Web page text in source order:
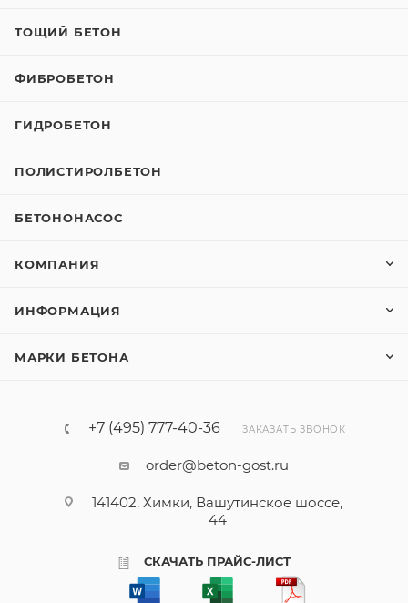
ТОЩИЙ БЕТОН
ФИБРОБЕТОН
ГИДРОБЕТОН
ПОЛИСТИРОЛБЕТОН
БЕТОНОНАСОС
КОМПАНИЯ
ИНФОРМАЦИЯ
МАРКИ БЕТОНА
+7 (495) 777-40-36 ЗАКАЗАТЬ ЗВОНОК
order@beton-gost.ru
141402, Химки, Вашутинское шоссе,
44
СКАЧАТЬ ПРАЙС-ЛИСТ